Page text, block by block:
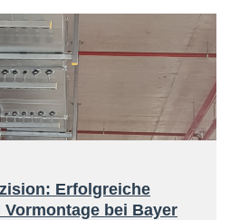
Erfolgreiche
bei Bayer